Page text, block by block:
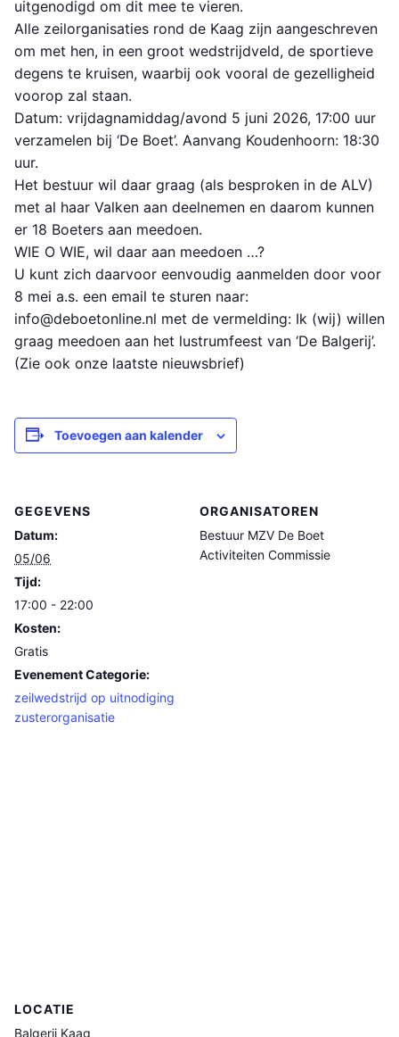
uitgenodigd om dit mee te vieren.
Alle zeilorganisaties rond de Kaag zijn aangeschreven
om met hen, in een groot wedstrijdveld, de sportieve
degens te kruisen, waarbij ook vooral de gezelligheid
voorop zal staan.
Datum: vrijdagnamiddag/avond 5 juni 2026, 17:00 uur
verzamelen bij ‘De Boet’. Aanvang Koudenhoorn: 18:30
uur.
Het bestuur wil daar graag (als besproken in de ALV)
met al haar Valken aan deelnemen en daarom kunnen
er 18 Boeters aan meedoen.
WIE O WIE, wil daar aan meedoen …?
U kunt zich daarvoor eenvoudig aanmelden door voor
8 mei a.s. een email te sturen naar:
info@deboetonline.nl met de vermelding: Ik (wij) willen
graag meedoen aan het lustrumfeest van ‘De Balgerij’.
(Zie ook onze laatste nieuwsbrief)
Toevoegen aan kalender
GEGEVENS
Datum:
05/06
Tijd:
17:00 - 22:00
Kosten:
Gratis
Evenement Categorie:
zeilwedstrijd op uitnodiging
zusterorganisatie
ORGANISATOREN
Bestuur MZV De Boet
Activiteiten Commissie
LOCATIE
Balgerij Kaag